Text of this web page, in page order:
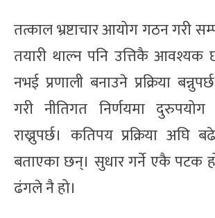
तत्काल भ्रष्टाचार आयोग गठन गरी
तयारी थाल्न पनि उत्तिकै आवश्यक
नभई प्रणाली बनाउने प्रक्रिया
गरी नीतिगत निर्णयमा दुरुपयोग
राख्नुपर्छ। कतिपय प्रक्रिया अघि
बताएका छन्। सुधार गर्ने एकै पटक
ढंगले नै हो।